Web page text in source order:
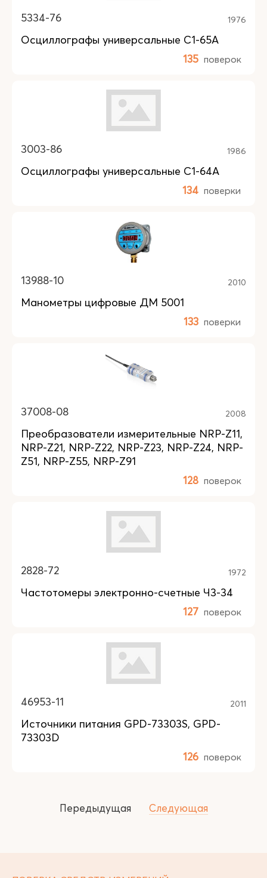
5334-76 1976
Осциллографы универсальные С1-65А
135 поверок
3003-86 1986
Осциллографы универсальные С1-64А
134 поверки
13988-10 2010
Манометры цифровые ДМ 5001
133 поверки
37008-08 2008
Преобразователи измерительные NRP-Z11,
NRP-Z21, NRP-Z22, NRP-Z23, NRP-Z24, NRP-
Z51, NRP-Z55, NRP-Z91
128 поверок
2828-72 1972
Частотомеры электронно-счетные Ч3-34
127 поверок
46953-11 2011
Источники питания GPD-73303S, GPD-
73303D
126 поверок
Передыдущая Следующая